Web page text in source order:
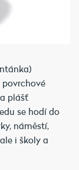
plášť
se hodí do
náměstí,
i školy a